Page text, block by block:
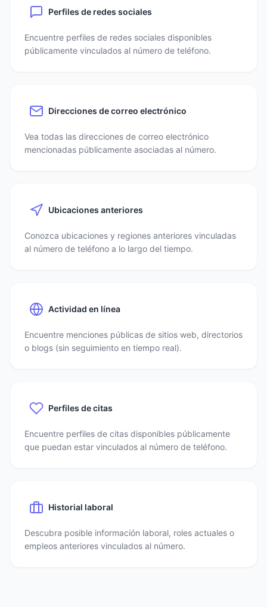
Perfiles de redes sociales
Encuentre perfiles de redes sociales disponibles
públicamente vinculados al número de teléfono.
Direcciones de correo electrónico
Vea todas las direcciones de correo electrónico
mencionadas públicamente asociadas al número.
Ubicaciones anteriores
Conozca ubicaciones y regiones anteriores vinculadas
al número de teléfono a lo largo del tiempo.
Actividad en línea
Encuentre menciones públicas de sitios web, directorios
o blogs (sin seguimiento en tiempo real).
Perfiles de citas
Encuentre perfiles de citas disponibles públicamente
que puedan estar vinculados al número de teléfono.
Historial laboral
Descubra posible información laboral, roles actuales o
empleos anteriores vinculados al número.